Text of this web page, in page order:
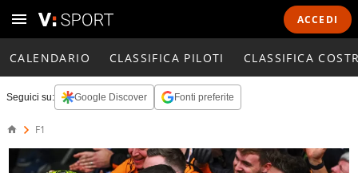
ACCEDI
CALENDARIO CLASSIFICA PILOTI CLASSIFICA
Seguici su: Google Discover Fonti preferite
F1